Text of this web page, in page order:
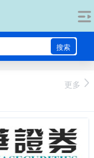
搜索
更多